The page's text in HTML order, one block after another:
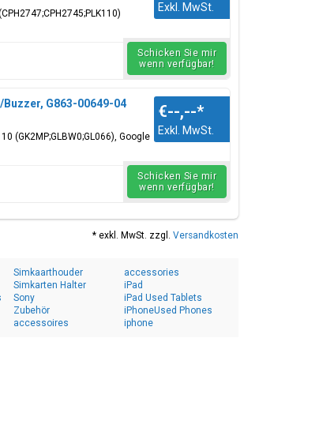
Exkl. MwSt.
Schicken Sie mir
wenn verfügbar!
G863-00649-04
(GK2MP;GLBW0;GL066), Google
€--,--*
Exkl. MwSt.
Schicken Sie mir
wenn verfügbar!
* exkl. MwSt. zzgl. Versandkosten
Simkaarthouder
Simkarten Halter
Sony
Zubehör
accessoires
accessories
iPad
iPad Used Tablets
iPhoneUsed Phones
iphone